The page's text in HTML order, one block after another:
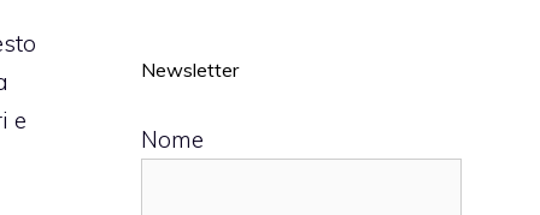
e
Newsletter
Nome